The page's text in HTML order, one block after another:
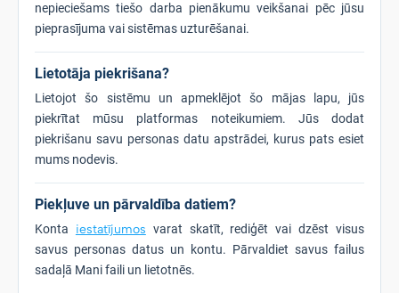
nepieciešams tiešo darba pienākumu veikšanai pēc jūsu
pieprasījuma vai sistēmas uzturēšanai.
Lietotāja piekrišana?
Lietojot šo sistēmu un apmeklējot šo mājas lapu, jūs
piekrītat mūsu platformas noteikumiem. Jūs dodat
piekrišanu savu personas datu apstrādei, kurus pats esiet
mums nodevis.
Piekļuve un pārvaldība datiem?
Konta iestatījumos varat skatīt, rediģēt vai dzēst visus
savus personas datus un kontu. Pārvaldiet savus failus
sadaļā Mani faili un lietotnēs.